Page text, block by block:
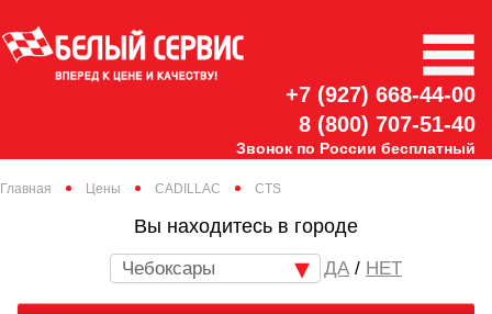
+7 (927) 668-44-00
8 (800) 707-51-40
Звонок по России бесплатный
Главная Цены CADILLAC CTS
Вы находитесь в городе
Чебоксары / НЕТ